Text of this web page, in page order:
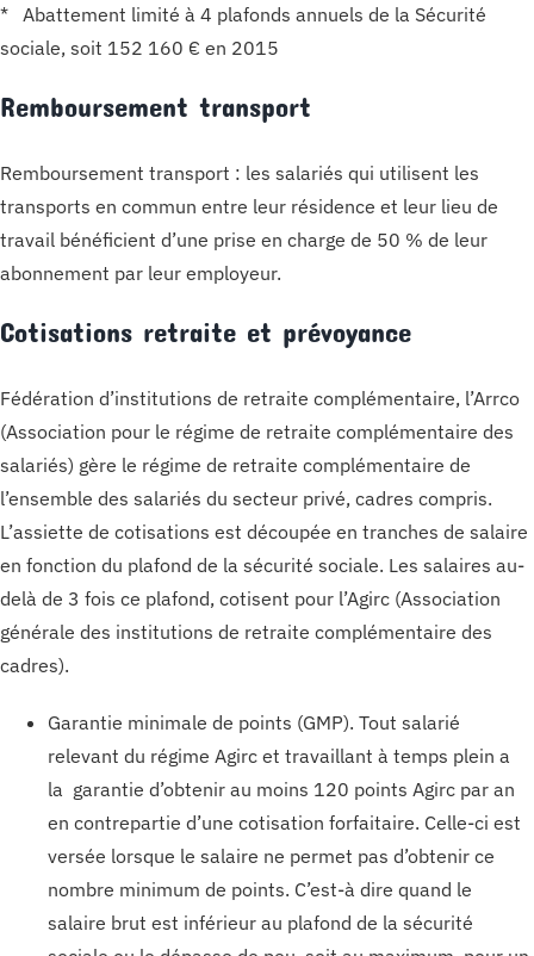
* Abattement limité à 4 plafonds annuels de la Sécurité
sociale, soit 152 160 € en 2015
Remboursement transport
Remboursement transport : les salariés qui utilisent les
transports en commun entre leur résidence et leur lieu de
travail bénéficient d’une prise en charge de 50 % de leur
abonnement par leur employeur.
Cotisations retraite et prévoyance
Fédération d’institutions de retraite complémentaire, l’Arrco
(Association pour le régime de retraite complémentaire des
salariés) gère le régime de retraite complémentaire de
l’ensemble des salariés du secteur privé, cadres compris.
L’assiette de cotisations est découpée en tranches de salaire
en fonction du plafond de la sécurité sociale. Les salaires au-
delà de 3 fois ce plafond, cotisent pour l’Agirc (Association
générale des institutions de retraite complémentaire des
cadres).
Garantie minimale de points (GMP). Tout salarié
relevant du régime Agirc et travaillant à temps plein a
la garantie d’obtenir au moins 120 points Agirc par an
en contrepartie d’une cotisation forfaitaire. Celle-ci est
versée lorsque le salaire ne permet pas d’obtenir ce
nombre minimum de points. C’est-à dire quand le
salaire brut est inférieur au plafond de la sécurité